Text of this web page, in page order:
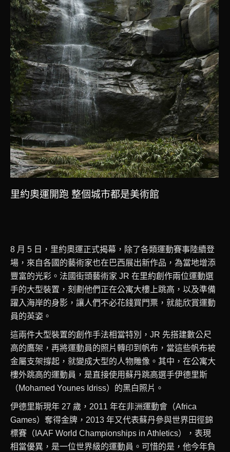
里約奧運開跑 整個城市都是美術館
8 月 5 日，里約奧運正式揭幕，除了各類運動賽事陸續登
場，來自各國的藝術家也在巴西展出新作品，為當地增添
豐富的光彩。法國街頭藝術家 JR 在里約創作兩位運動選
手的大型裝置，刻劃他們正在公寓大樓上跳高，以及準備
躍入海岸的身影，讓人們不必花錢買門票，就能欣賞運動
員的英姿。
這兩件大型裝置的創作手法相當特別，JR 先搭建數公尺
高的鷹架，再將運動員的照片轉印到帆布，當這些帆布被
金屬支架撐起，就變成大型的人物雕像。其中，在公寓大
樓外跳高的運動員，是直接使用蘇丹跳高選手伊德里斯
（Mohamed Younes Idriss）的黑白照片。
伊德里斯現年 27 歲，2011 年在非洲運動會（Africa
Games）奪得金牌，2013 年又代表蘇丹參與世界田徑錦
標賽（IAAF World Championships in Athletics），表現
相當優異，是一位世界級的運動員。可惜的是，他今年負